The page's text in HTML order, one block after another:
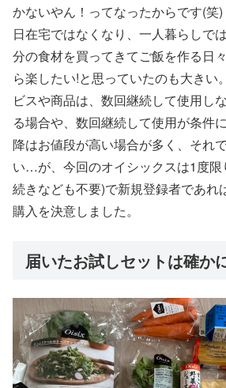
かないやん！ってなったからです(笑
日在宅ではなくなり、一人暮らしで
分の食材を買ってきてご飯を作る日
ら楽したい!と思っていたのも大きい
ビスや商品は、数回継続して使用し
る場合や、数回継続して使用が条件
降はお値段が高い場合が多く、それ
い…が、今回のオイシックスは1度限
続きなども不要)で新規登録者であれ
購入を決意しました。
届いたお試しセットは確か